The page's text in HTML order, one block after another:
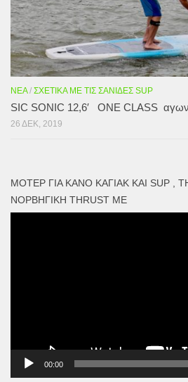
ΝΈΑ/ ΣΧΕΤΙΚΆ ΜΕ ΤΙΣ ΣΑΝΊΔΕΣ SUP
SIC SONIC 12,6′ ONE CLASS
26 ΔΕΚ, 2019
ΜΟΤΕΡ ΓΙΑ ΚΑΝΌ ΚΑΓΙΑΚ ΚΑΙ SUP ,
ΝΟΡΒΗΓΙΚΉ THRUST ME
00:00